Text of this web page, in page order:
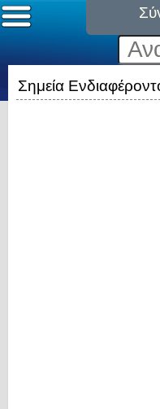
Σημεία